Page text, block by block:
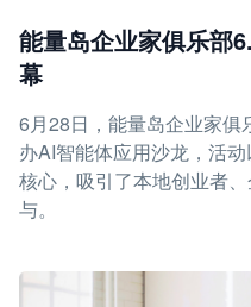
能量岛企业家俱乐部
幕
6月28日，能量岛企业家俱
办AI智能体应用沙龙，活
核心，吸引了本地创业者
与。